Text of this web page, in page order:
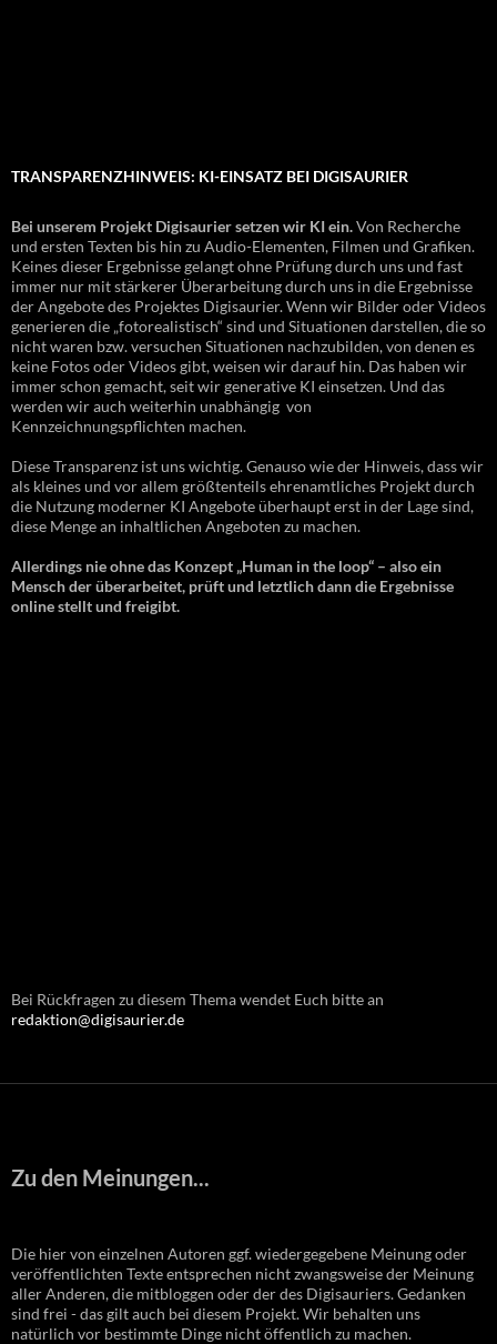
TRANSPARENZHINWEIS: KI-EINSATZ BEI DIGISAURIER
Bei unserem Projekt Digisaurier setzen wir KI ein.Von Recherche
und ersten Texten bis hin zu Audio-Elementen, Filmen und Grafiken.
Keines dieser Ergebnisse gelangt ohne Prüfung durch uns und fast
immer nur mit stärkerer Überarbeitung durch uns in die Ergebnisse
der Angebote des Projektes Digisaurier. Wenn wir Bilder oder Videos
generieren die „fotorealistisch“ sind und Situationen darstellen, die so
nicht waren bzw. versuchen Situationen nachzubilden, von denen es
keine Fotos oder Videos gibt, weisen wir darauf hin. Das haben wir
immer schon gemacht, seit wir generative KI einsetzen. Und das
werden wir auch weiterhin unabhängig von
Kennzeichnungspflichten machen.
Diese Transparenz ist uns wichtig. Genauso wie der Hinweis, dass wir
als kleines und vor allem größtenteils ehrenamtliches Projekt durch
die Nutzung moderner KI Angebote überhaupt erst in der Lage sind,
diese Menge an inhaltlichen Angeboten zu machen.
Allerdings nie ohne das Konzept „Human in the loop“ – also ein
Mensch der überarbeitet, prüft und letztlich dann die Ergebnisse
online stellt und freigibt.
Bei Rückfragen zu diesem Thema wendet Euch bitte an
redaktion@digisaurier.de
Zu den Meinungen...
Die hier von einzelnen Autoren ggf. wiedergegebene Meinung oder
veröffentlichten Texte entsprechen nicht zwangsweise der Meinung
aller Anderen, die mitbloggen oder der des Digisauriers. Gedanken
sind frei - das gilt auch bei diesem Projekt. Wir behalten uns
natürlich vor bestimmte Dinge nicht öffentlich zu machen.